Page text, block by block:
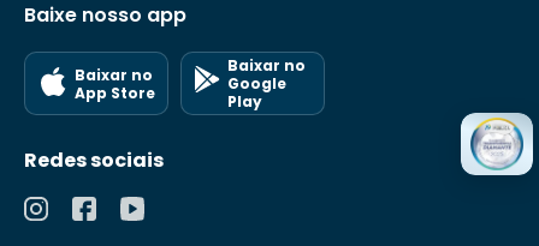
Baixe nosso app
Baixar no
App Store
Baixar no
Google
Play
Redes sociais